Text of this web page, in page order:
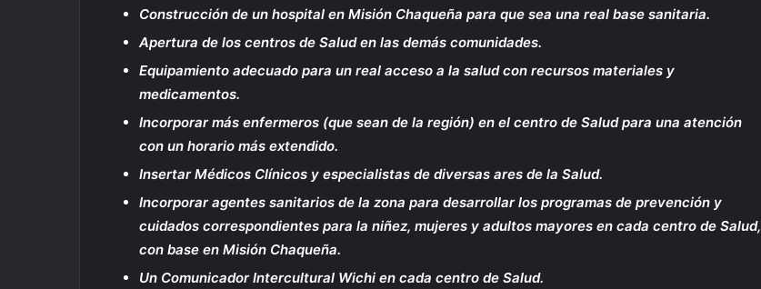
Construcción de un hospital en Misión Chaqueña para que sea una real base sanitaria.
Apertura de los centros de Salud en las demás comunidades.
Equipamiento adecuado para un real acceso a la salud con recursos materiales y
medicamentos.
Incorporar más enfermeros (que sean de la región) en el centro de Salud para una atención
con un horario más extendido.
Insertar Médicos Clínicos y especialistas de diversas ares de la Salud.
Incorporar agentes sanitarios de la zona para desarrollar los programas de prevención y
cuidados correspondientes para la niñez, mujeres y adultos mayores en cada centro de Salud,
con base en Misión Chaqueña.
Un Comunicador Intercultural Wichi en cada centro de Salud.